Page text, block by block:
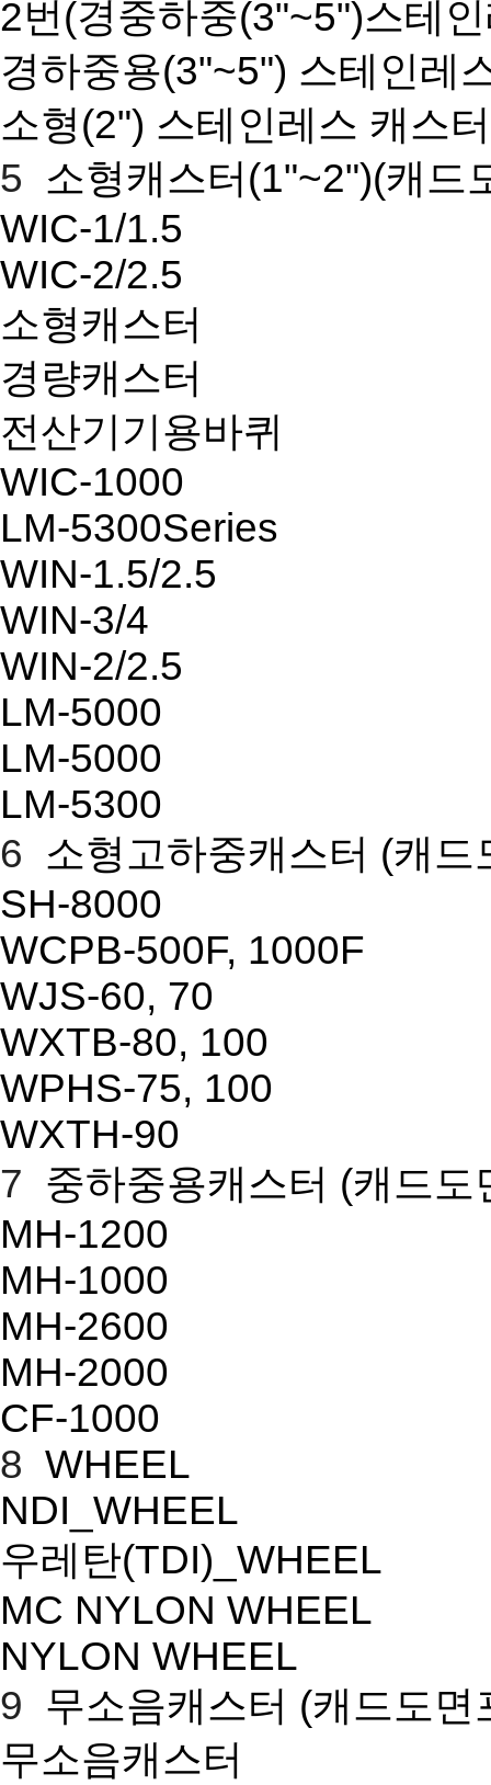
2번(경중하중(3"~5")스테
경하중용(3"~5") 스테인레
소형(2") 스테인레스 캐스터
5
소형캐스터(1"~2")(캐드
WIC-1/1.5
WIC-2/2.5
소형캐스터
경량캐스터
전산기기용바퀴
WIC-1000
LM-5300Series
WIN-1.5/2.5
WIN-3/4
WIN-2/2.5
LM-5000
LM-5000
LM-5300
6
소형고하중캐스터 (캐드
SH-8000
WCPB-500F, 1000F
WJS-60, 70
WXTB-80, 100
WPHS-75, 100
WXTH-90
7 중하중용캐스터 (캐드도
MH-1200
MH-1000
MH-2600
MH-2000
CF-1000
8 WHEEL
NDI_WHEEL
우레탄(TDI)_WHEEL
MC NYLON WHEEL
NYLON WHEEL
9 무소음캐스터 (캐드도면
무소음캐스터